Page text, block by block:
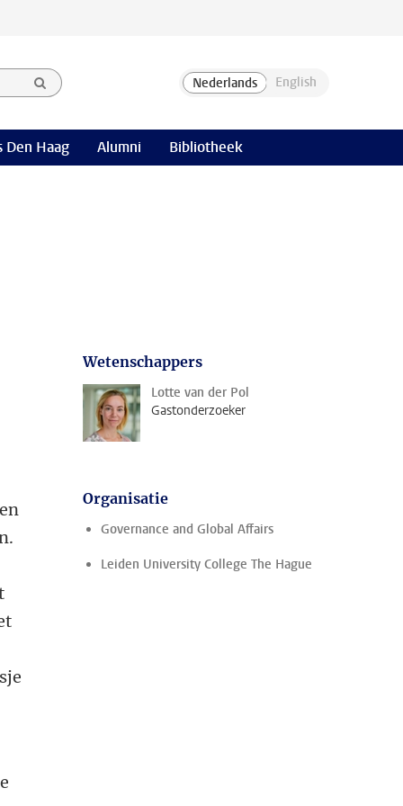
Den Haag Alumni Bibliotheek
Wetenschappers
Lotte van der Pol
Gastonderzoeker
Organisatie
Governance and Global Affairs
Leiden University College The Hague